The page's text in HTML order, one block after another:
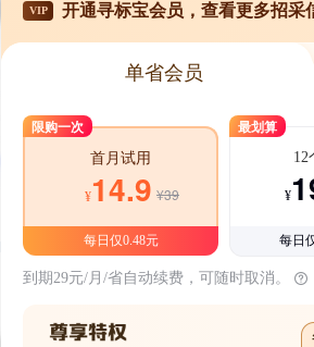
VIP 开通寻标宝会员，查看更多招采
单省会员
限购一次
首月试用
¥14.9 ¥39
每日仅0.48元
最划算
12
¥
每日
到期29元/月/省自动续费，可随时取消。